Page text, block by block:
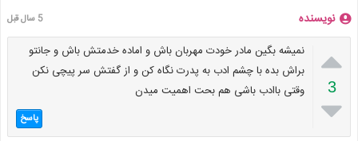
نویسنده 5 سال قبل

3

نمیشه بگین مادر خودت مهربان باش و اماده خدمتش باش و جانتو
براش بده با چشم ادب به پدرت نگاه کن و از گفتش سر پیچی نکن
وقتی باادب باشی هم بحت اهمیت میدن
پاسخ